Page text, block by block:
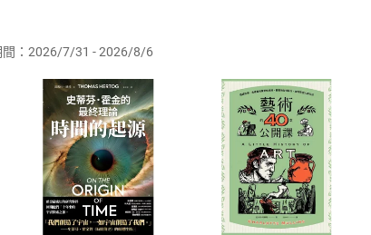
鋪之商品即代表知悉本店鋪所銷售之商品為電子書，
，不得請求退貨退款。
訂單或辦理退貨時，請登入樂天市場，並於「我的訂單
申請進行審核，待審核通過後將為您辦理退款事宜。
整筆訂單為單位進行取消/退貨，恕無法以單支商品取
放入購物車
Shopping cart
登入帳號
Login
始使用？
載具 Step2.登入
間：2026/7/31 - 2026/8/6